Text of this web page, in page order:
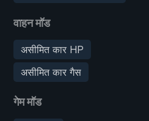
वाहन मॉड
असीमित कार HP
असीमित कार गैस
गेम मॉड